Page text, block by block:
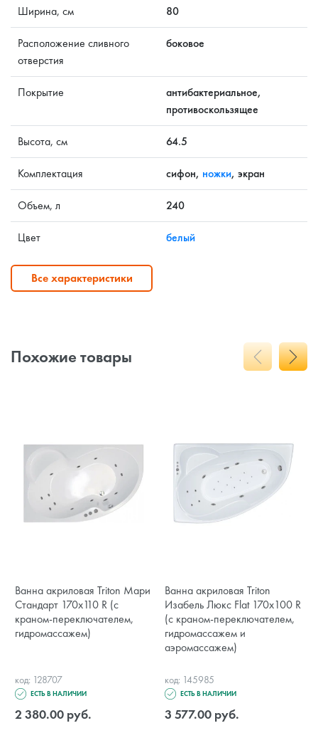
Ширина, см 80
Расположение сливного
отверстия
боковое
Покрытие
антибактериальное,
противоскользящее
Высота, см 64.5
Комплектация сифон, ножки, экран
Объем, л 240
Цвет белый
Все характеристики
Похожие товары
Ванна акриловая Triton Мари
Стандарт 170x110 R (с
краном-переключателем,
гидромассажем)
код: 128707
ЕСТЬ В НАЛИЧИИ
2 380.00 руб.
Ванна акриловая Triton
Изабель Люкс Flat 170x100 R
(с краном-переключателем,
гидромассажем и
аэромассажем)
код: 145985
ЕСТЬ В НАЛИЧИИ
3 577.00 руб.